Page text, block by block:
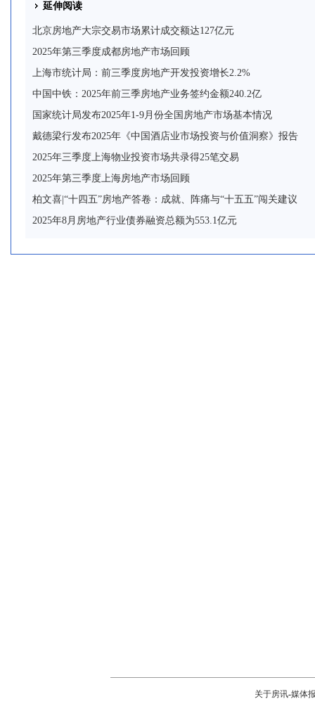
延伸阅读
北京房地产大宗交易市场累计成交额达127亿元
2025年第三季度成都房地产市场回顾
上海市统计局：前三季度房地产开发投资增长2.2%
中国中铁：2025年前三季房地产业务签约金额240.2亿
国家统计局发布2025年1-9月份全国房地产市场基本情况
戴德梁行发布2025年《中国酒店业市场投资与价值洞察》报告
2025年三季度上海物业投资市场共录得25笔交易
2025年第三季度上海房地产市场回顾
柏文喜|“十四五”房地产答卷：成就、阵痛与“十五五”闯关建议
2025年8月房地产行业债券融资总额为553.1亿元
关于房讯-媒体